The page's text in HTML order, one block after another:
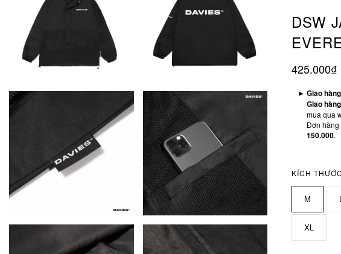
DSW
425.000₫
► Giao hàng
Giao
mua qua
Đơn hàng
150.000.
KÍCH THƯỚC
M
XL